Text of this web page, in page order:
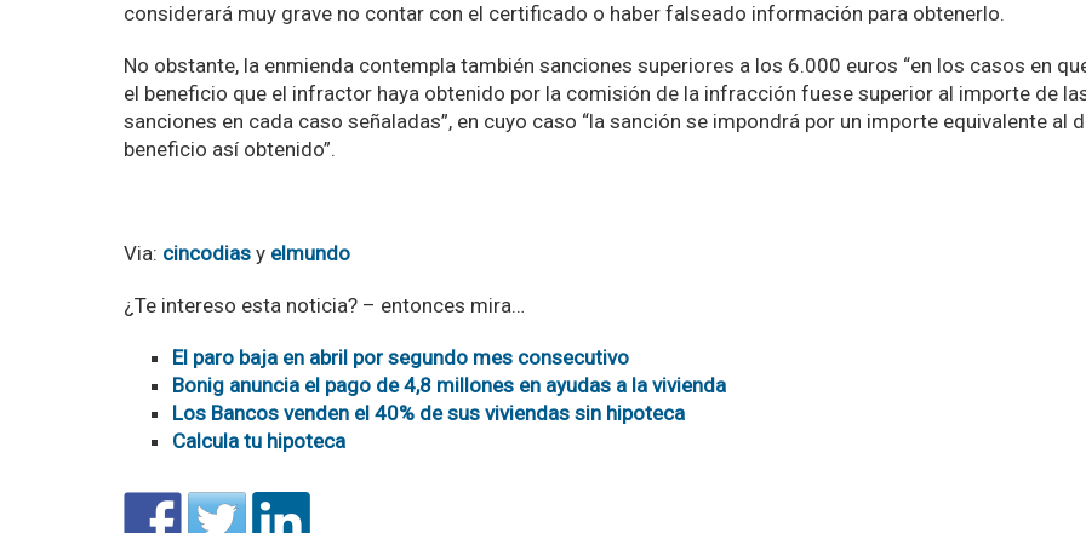
considerará muy grave no contar con el certificado o haber falseado información para obtenerlo.
No obstante, la enmienda contempla también sanciones superiores a los 6.000 euros “en los casos en
el beneficio que el infractor haya obtenido por la comisión de la infracción fuese superior al importe de
sanciones en cada caso señaladas”, en cuyo caso “la sanción se impondrá por un importe equivalente al
beneficio así obtenido”.
Via: cincodias y elmundo
¿Te intereso esta noticia? – entonces mira…
El paro baja en abril por segundo mes consecutivo
Bonig anuncia el pago de 4,8 millones en ayudas a la vivienda
Los Bancos venden el 40% de sus viviendas sin hipoteca
Calcula tu hipoteca